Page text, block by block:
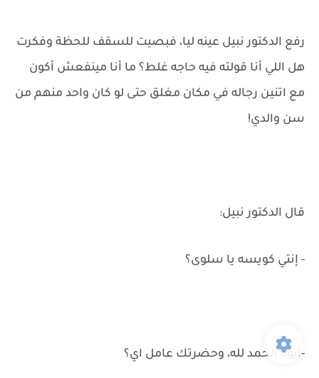
رفع الدكتور نبيل عينه ليا، فبصيت للسقف للحظة وفكرت
هل اللي أنا قولته فيه حاجه غلط؟ ما أنا مينفعش أكون
مع اتنين رجاله في مكان مغلق حتى لو كان واحد منهم من
سن والدي!
قال الدكتور نبيل:
- إنتي كويسه يا سلوى؟
-أيوه الحمد لله، وحضرتك عامل اي؟